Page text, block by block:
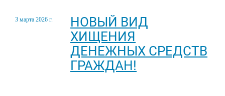
3 марта 2026 г.
НОВЫЙ ВИД
ХИЩЕНИЯ
ДЕНЕЖНЫХ СРЕДСТВ
ГРАЖДАН!